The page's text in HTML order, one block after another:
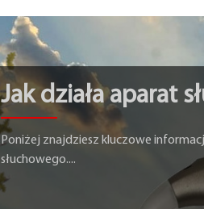
Jak działa aparat
Poniżej znajdziesz kluczowe
słuchowego....